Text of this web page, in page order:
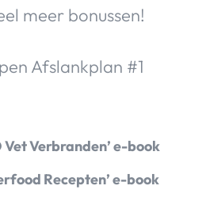
meer bonussen!
Afslankplan #1
Vet Verbranden’ e-book
Recepten’ e-book